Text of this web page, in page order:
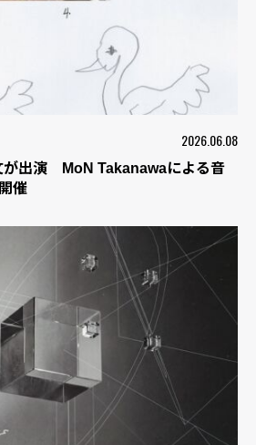
2026.06.08
が出演 MoN Takanawaによる音
催